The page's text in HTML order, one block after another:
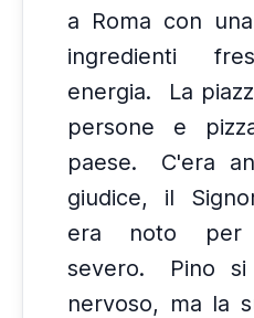
a Roma con
ingredienti
energia.
La
persone e
paese.
C'era
giudice, il
era noto per
severo.
Pino
nervoso, ma la